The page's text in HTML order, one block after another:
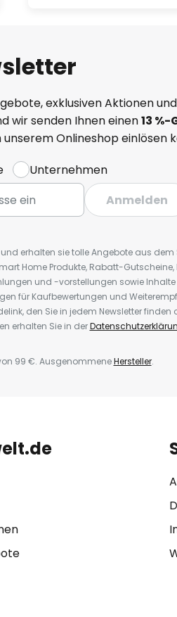
exklusiven Aktionen
wir senden Ihnen einen13 %-
Onlineshop einlösen
Unternehmen
Anmelden
erhalten sie tolle Angebote aus
Home Produkte, Rabatt-Gutscheine,
und -vorstellungen sowie
für Kaufbewertungen und
den Sie in jedem Newsletter finden
erhalten Sie in der
99 €. AusgenommeneHersteller.